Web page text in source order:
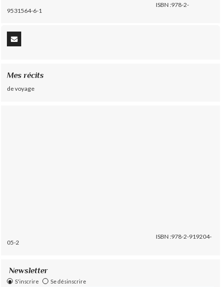
ISBN :978-2-
9531564-6-1
Mes récits
de voyage
ISBN :978-2-919204-
05-2
Newsletter
S'inscrire Se désinscrire